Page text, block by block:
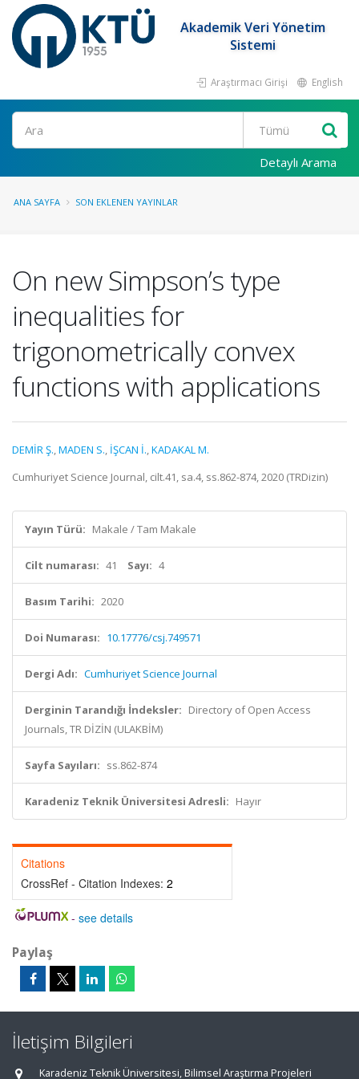
Akademik Veri Yönetim
Sistemi
Araştırmacı Girişi English
Ara
Detaylı Arama
ANA SAYFA SON EKLENEN YAYINLAR
On new Simpson’s type
inequalities for
trigonometrically convex
functions with applications
DEMİR Ş.,MADEN S., İŞCAN İ.,KADAKAL M.
Cumhuriyet Science Journal, cilt.41, sa.4, ss.862-874, 2020 (TRDizin)
Yayın Türü: Makale / Tam Makale
Cilt numarası: 41 Sayı: 4
Basım Tarihi: 2020
Doi Numarası: 10.17776/csj.749571
Dergi Adı: Cumhuriyet Science Journal
Derginin Tarandığı İndeksler: Directory of Open Access
Journals, TR DİZİN (ULAKBİM)
Sayfa Sayıları: ss.862-874
Karadeniz Teknik Üniversitesi Adresli: Hayır
Citations
CrossRef - Citation Indexes: 2
- see details
Paylaş
İletişim Bilgileri
Karadeniz Teknik Üniversitesi, Bilimsel Araştırma Projeleri